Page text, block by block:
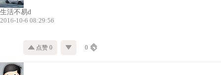
生活不易d
2016-10-6 08:29:56
点赞 0 0